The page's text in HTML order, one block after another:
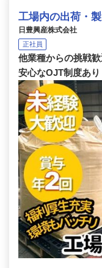
工場内の出荷・
日豊興産株式会社
正社員
他業種からの挑戦
安心なOJT制度あり